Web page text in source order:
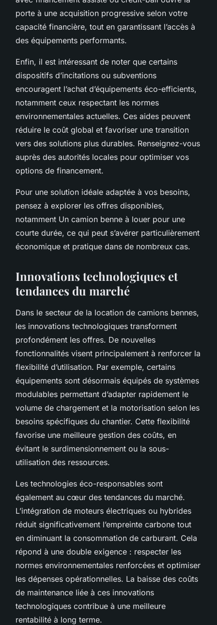
porte à une acquisition progressive selon votre
capacité financière, tout en garantissant l’accès à
des équipements performants.
Enfin, il est intéressant de noter que certains
dispositifs d’incitations ou subventions
encouragent l’achat d’équipements éco-efficients,
notamment ceux respectant les normes
environnementales actuelles. Ces aides peuvent
réduire le coût global et favoriser une transition
vers des solutions plus durables. Renseignez-vous
auprès des autorités locales pour optimiser vos
options de financement.
Pour une solution idéale adaptée à vos besoins,
pensez à explorer les offres disponibles,
notamment Un camion benne à louer pour une
courte durée, ce qui peut s’avérer particulièrement
économique et pratique dans de nombreux cas.
Innovations technologiques et
tendances du marché
Dans le secteur de la location de camions bennes,
les innovations technologiques transforment
profondément les offres. De nouvelles
fonctionnalités visent principalement à renforcer la
flexibilité d’utilisation. Par exemple, certains
équipements sont désormais équipés de systèmes
modulables permettant d’adapter rapidement le
volume de chargement et la motorisation selon les
besoins spécifiques du chantier. Cette flexibilité
favorise une meilleure gestion des coûts, en
évitant le surdimensionnement ou la sous-
utilisation des ressources.
Les technologies éco-responsables sont
également au cœur des tendances du marché.
L’intégration de moteurs électriques ou hybrides
réduit significativement l’empreinte carbone tout
en diminuant la consommation de carburant. Cela
répond à une double exigence : respecter les
normes environnementales renforcées et optimiser
les dépenses opérationnelles. La baisse des coûts
de maintenance liée à ces innovations
technologiques contribue à une meilleure
rentabilité à long terme.